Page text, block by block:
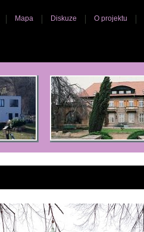
Mapa Diskuze O projektu